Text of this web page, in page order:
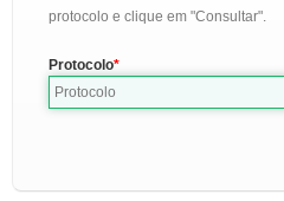
protocolo e clique em "Consultar".
Protocolo